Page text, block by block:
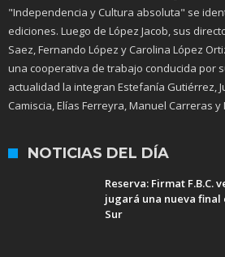
"Independencia y Cultura absoluta" se
ediciones. Luego de López Jacob, sus
Saez, Fernando López y Carolina López
una cooperativa de trabajo conducida por
actualidad la integran Estefanía Gutiérrez,
Camiscia, Elías Ferreyra, Manuel Carreras
NOTICIAS DEL DÍA
Reserva: Firmat F.B.C.
jugará una nueva
Sur